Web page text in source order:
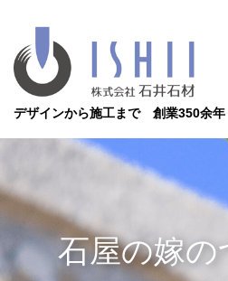
デザインから施工まで 創業350余年
石屋の嫁